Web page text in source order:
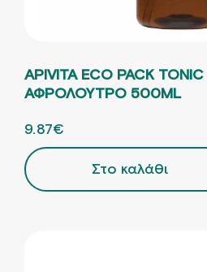
APIVITA ECO PACK
ΑΦΡΟΛΟΥΤΡΟ 500ML
ORIGINAL PRICE WAS:
9.87€
Στο καλάθι